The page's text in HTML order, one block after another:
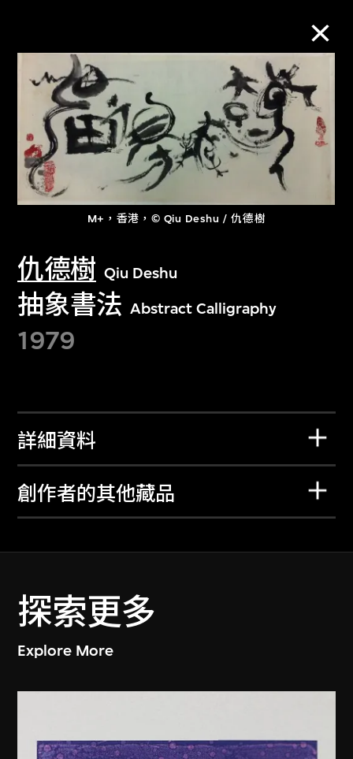
M+，香港，© Qiu Deshu / 仇德樹
仇德樹 Qiu Deshu
抽象書法 Abstract Calligraphy
1979
詳細資料
創作者的其他藏品
探索更多
Explore More
M+藏品
進一步篩選 搜索
關於M+藏品
探索世界頂級的二十及二十一世紀視覺
文化藏品。